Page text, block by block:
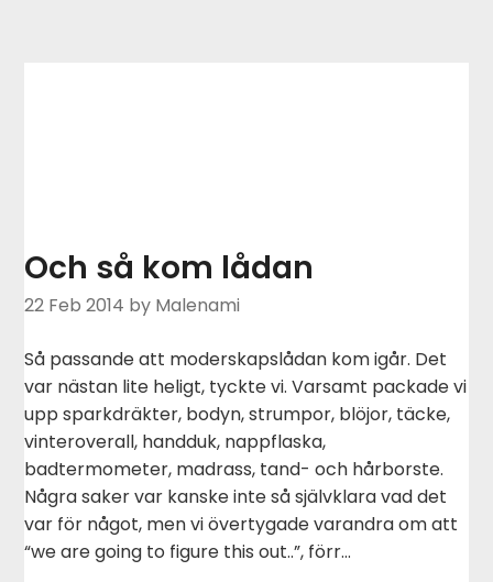
Och så kom lådan
22 Feb 2014 by Malenami
Så passande att moderskapslådan kom igår. Det
var nästan lite heligt, tyckte vi. Varsamt packade vi
upp sparkdräkter, bodyn, strumpor, blöjor, täcke,
vinteroverall, handduk, nappflaska,
badtermometer, madrass, tand- och hårborste.
Några saker var kanske inte så självklara vad det
var för något, men vi övertygade varandra om att
“we are going to figure this out..”, förr…